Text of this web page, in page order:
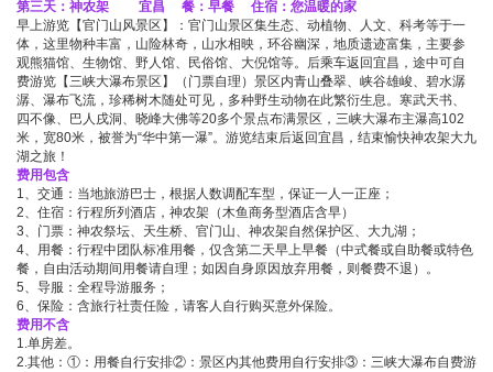
第三天：神农架 宜昌 餐：早餐 住宿：您温暖的家
早上游览【官门山风景区】：官门山景区集生态、动植物、人文、科考等于一
体，这里物种丰富，山险林奇，山水相映，环谷幽深，地质遗迹富集，主要参
观熊猫馆、生物馆、野人馆、民俗馆、大倪馆等。后乘车返回宜昌，途中可自
费游览【三峡大瀑布景区】（门票自理）景区内青山叠翠、峡谷雄峻、碧水潺
潺、瀑布飞流，珍稀树木随处可见，多种野生动物在此繁衍生息。寒武天书、
四不像、巴人戌洞、晓峰大佛等20多个景点布满景区，三峡大瀑布主瀑高102
米，宽80米，被誉为“华中第一瀑”。游览结束后返回宜昌，结束愉快神农架大九
湖之旅！
费用包含
1、交通：当地旅游巴士，根据人数调配车型，保证一人一正座；
2、住宿：行程所列酒店，神农架（木鱼商务型酒店含早）
3、门票：神农祭坛、天生桥、官门山、神农架自然保护区、大九湖；
4、用餐：行程中团队标准用餐，仅含第二天早上早餐（中式餐或自助餐或特色
餐，自由活动期间用餐请自理；如因自身原因放弃用餐，则餐费不退）。
5、导服：全程导游服务；
6、保险：含旅行社责任险，请客人自行购买意外保险。
费用不含
1.单房差。
2.其他：①：用餐自行安排②：景区内其他费用自行安排③：三峡大瀑布自费游